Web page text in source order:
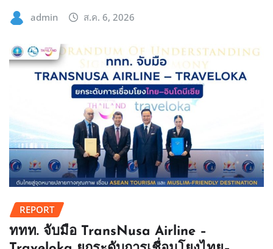
admin ส.ค. 6, 2026
REPORT
ททท. จับมือ TransNusa Airline –